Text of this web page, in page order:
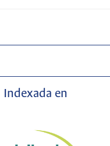
Indexada en